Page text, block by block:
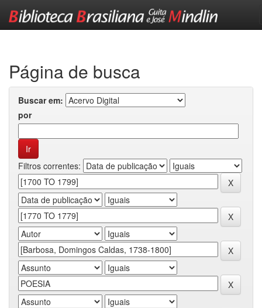
Página de busca
Buscar em:
por
Filtros correntes: